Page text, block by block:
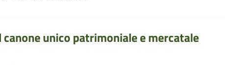
canone unico patrimoniale e mercatale